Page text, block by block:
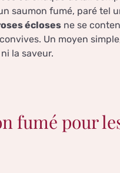
saumon fumé, paré tel
écloses ne se
Un moyen
la saveur.
fumé pour